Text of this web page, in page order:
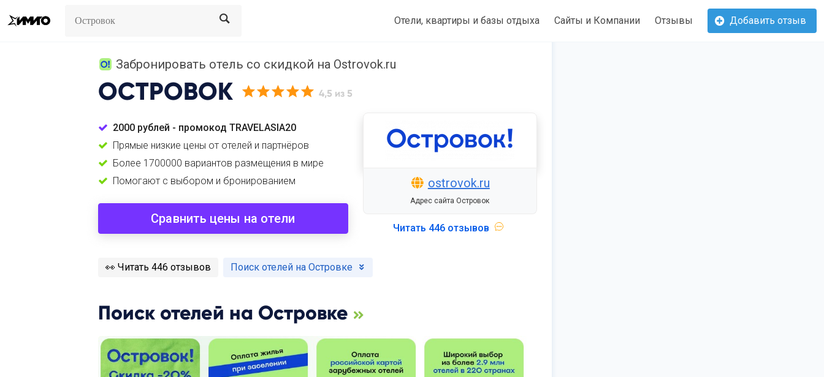
Search Отели, квартиры и базы отдыха Сайты и Компании Отзывы Добавить отзыв
Забронировать отель со скидкой на Ostrovok.ru
ОСТРОВОК 4,5 из 5
2000 рублей - промокод TRAVELASIA20
Прямые низкие цены от отелей и партнёров
Более 1700000 вариантов размещения в мире
Помогают с выбором и бронированием
Сравнить цены на отели
ostrovok.ru
Адрес сайта Островок
Читать 446 отзывов
️👀 Читать 446 отзывов Поиск отелей на Островке
Поиск отелей на Островке